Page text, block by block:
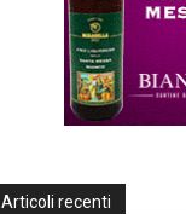
Articoli recenti